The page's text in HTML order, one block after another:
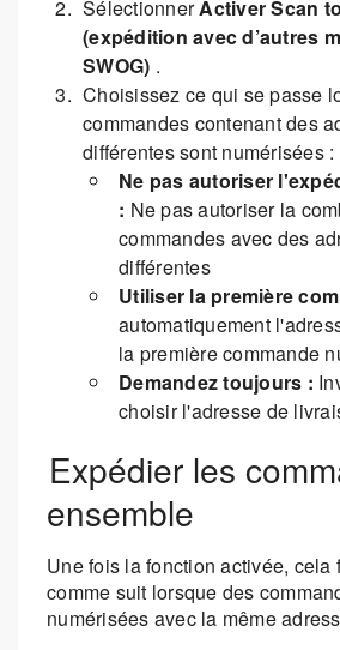
SélectionnerActiver Scan
(expédition avec d’autres
SWOG) .
Choisissez ce qui se passe
commandes contenant des
différentes sont numérisées :
Ne pas autoriser
: Ne pas autoriser la
commandes avec des
différentes
Utiliser la première
automatiquement
la première commande
Demandez toujours :
choisir l'adresse de
Expédier les
ensemble
Une fois la fonction activée, cela
comme suit lorsque des
numérisées avec la même